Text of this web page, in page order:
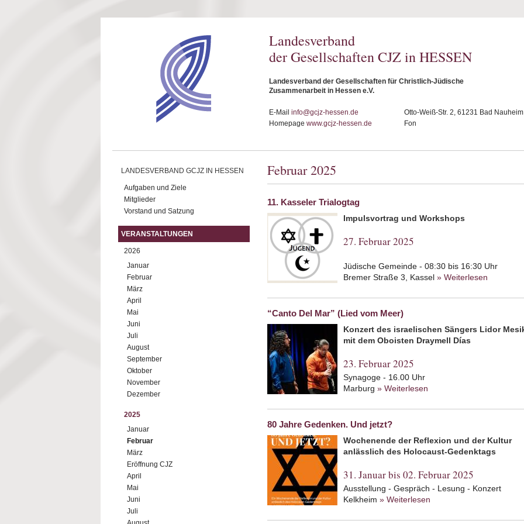
Landesverband
der Gesellschaften CJZ in HESSEN
Landesverband der Gesellschaften für Christlich-Jüdische
Zusammenarbeit in Hessen e.V.
E-Mail info@gcjz-hessen.de
Homepage www.gcjz-hessen.de
Otto-Weiß-Str. 2, 61231 Bad Nauheim
Fon
LANDESVERBAND GCJZ IN HESSEN
Aufgaben und Ziele
Mitglieder
Vorstand und Satzung
VERANSTALTUNGEN
2026
Januar
Februar
März
April
Mai
Juni
Juli
August
September
Oktober
November
Dezember
2025
Januar
Februar
März
Eröffnung CJZ
April
Mai
Juni
Juli
Februar 2025
11. Kasseler Trialogtag
Impulsvortrag und Workshops
27. Februar 2025
Jüdische Gemeinde - 08:30 bis 16:30 Uhr
Bremer Straße 3, Kassel » Weiterlesen
“Canto Del Mar” (Lied vom Meer)
Konzert des israelischen Sängers Lidor
mit dem Oboisten Draymell Días
23. Februar 2025
Synagoge - 16.00 Uhr
Marburg » Weiterlesen
80 Jahre Gedenken. Und jetzt?
Wochenende der Reflexion und der Kultur
anlässlich des Holocaust-Gedenktags
31. Januar bis 02. Februar 2025
Ausstellung - Gespräch - Lesung - Konzert
Kelkheim » Weiterlesen